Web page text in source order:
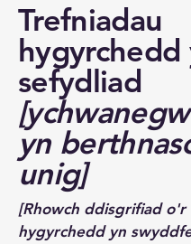
Trefniadau
hygyrchedd
sefydliad
yn
unig]
[Rhowch ddisgrifiad
hygyrchedd yn